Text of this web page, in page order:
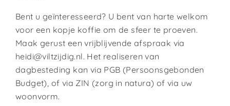
Bent u geïnteresseerd? U bent van harte welkom
voor een kopje koffie om de sfeer te proeven.
Maak gerust een vrijblijvende afspraak via
heidi@viltzijdig.nl. Het realiseren van
dagbesteding kan via PGB (Persoonsgebonden
Budget), of via ZIN (zorg in natura) of via uw
woonvorm.